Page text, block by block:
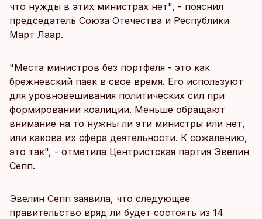
что нужды в этих министрах нет", - пояснил
председатель Союза Отечества и Республики
Март Лаар.
"Места министров без портфеля - это как
брежневский паек в свое время. Его используют
для уровновешивания политических сил при
формировании коалиции. Меньше обращают
внимание на то нужны ли эти министры или нет,
или какова их сфера деятельности. К сожалению,
это так", - отметила Центристская партия Эвелин
Сепп.
Эвелин Сепп заявила, что следующее
правительство вряд ли будет состоять из 14